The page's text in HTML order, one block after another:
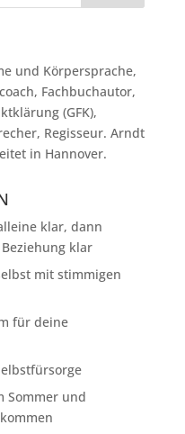
und Körpersprache,
Fachbuchautor,
(GFK),
Regisseur. Arndt
in Hannover.
klar, dann
klar
mit stimmigen
für deine
Sommer und